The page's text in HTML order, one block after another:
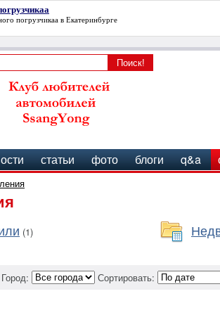
погрузчикаа в Екатеринбурге
статьи фото блоги q&a
(1)
Город: Сортировать: